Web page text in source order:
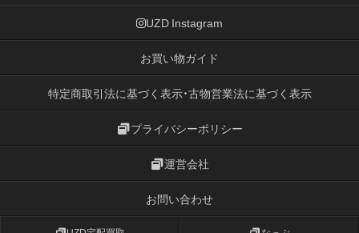
UZD Instagram
お買い物ガイド
特定商取引法に基づく表示・古物営業法に基づく表示
プライバシーポリシー
運営会社
お問い合わせ